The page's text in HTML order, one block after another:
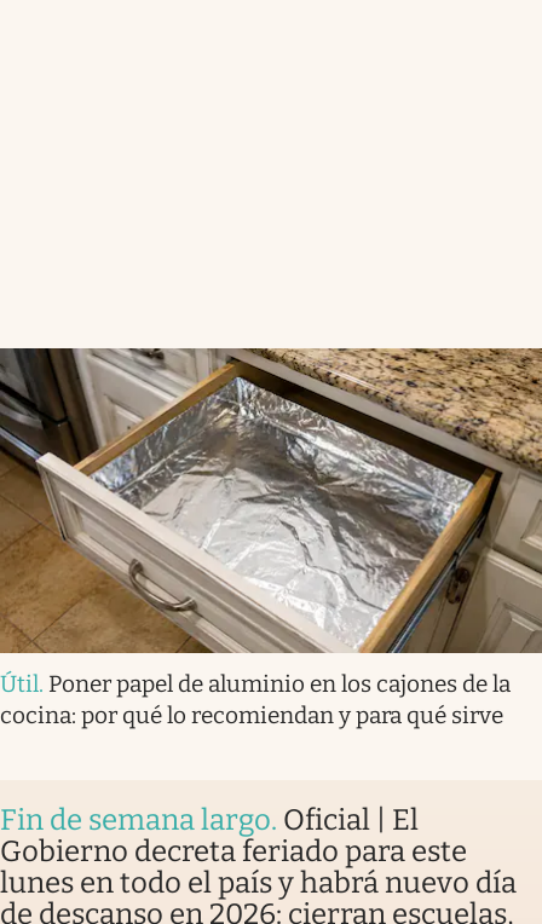
Útil. Poner papel de aluminio en los cajones de la
cocina: por qué lo recomiendan y para qué sirve
Fin de semana largo. Oficial | El
Gobierno decreta feriado para este
lunes en todo el país y habrá nuevo día
de descanso en 2026: cierran escuelas,